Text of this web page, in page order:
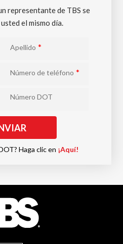
representante de TBS se
el mismo día.
Apellido *
Número de teléfono *
Número DOT
Haga clic en ¡Aquí!